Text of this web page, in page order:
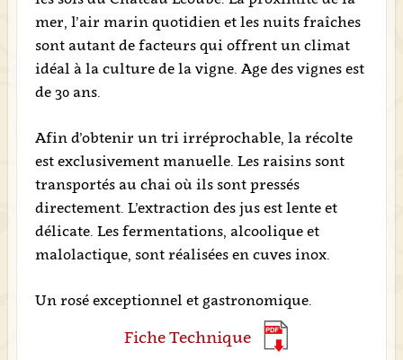
mer, l’air marin quotidien et les nuits fraîches
sont autant de facteurs qui offrent un climat
idéal à la culture de la vigne. Age des vignes est
de 30 ans.
Afin d’obtenir un tri irréprochable, la récolte
est exclusivement manuelle. Les raisins sont
transportés au chai où ils sont pressés
directement. L’extraction des jus est lente et
délicate. Les fermentations, alcoolique et
malolactique, sont réalisées en cuves inox.
Un rosé exceptionnel et gastronomique.
Fiche Technique